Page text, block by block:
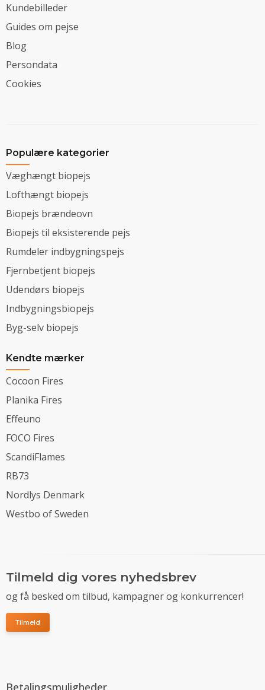
Kundebilleder
Guides om pejse
Blog
Persondata
Cookies
Populære kategorier
Væghængt biopejs
Lofthængt biopejs
Biopejs brændeovn
Biopejs til eksisterende pejs
Rumdeler indbygningspejs
Fjernbetjent biopejs
Udendørs biopejs
Indbygningsbiopejs
Byg-selv biopejs
Kendte mærker
Cocoon Fires
Planika Fires
Effeuno
FOCO Fires
ScandiFlames
RB73
Nordlys Denmark
Westbo of Sweden
Tilmeld dig vores nyhedsbrev
og få besked om tilbud, kampagner og konkurrencer!
Tilmeld